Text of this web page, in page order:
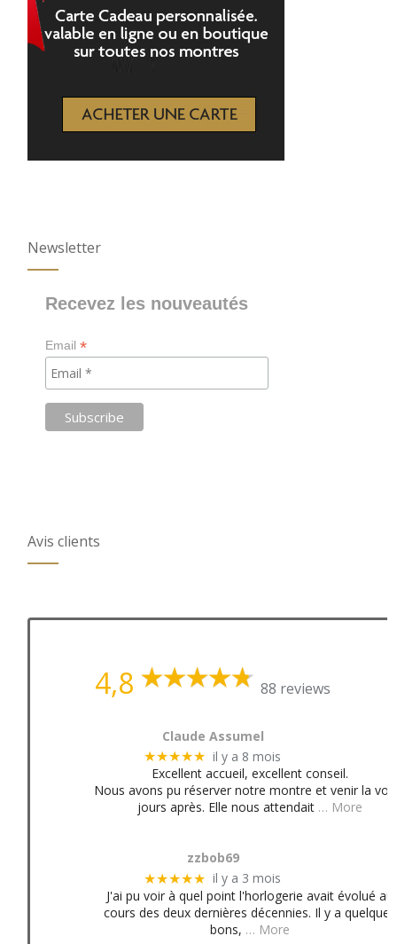
Newsletter
Recevez les nouveautés
Email*
Avis clients
4,8 88 reviews
Claude Assumel
★★★★★ il y a 8 mois
Excellent accueil, excellent conseil.
Nous avons pu réserver notre montre et venir la
jours après. Elle nous attendait … More
zzbob69
★★★★★ il y a 3 mois
J'ai pu voir à quel point l'horlogerie avait évolué au
cours des deux dernières décennies. Il y a quelques
bons, … More